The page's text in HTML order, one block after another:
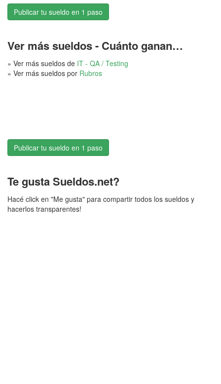
Publicar tu sueldo en 1 paso
Ver más sueldos - Cuánto ganan…
» Ver más sueldos de IT - QA / Testing
» Ver más sueldos por Rubros
Publicar tu sueldo en 1 paso
Te gusta Sueldos.net?
Hacé click en "Me gusta" para compartir todos los sueldos y
hacerlos transparentes!